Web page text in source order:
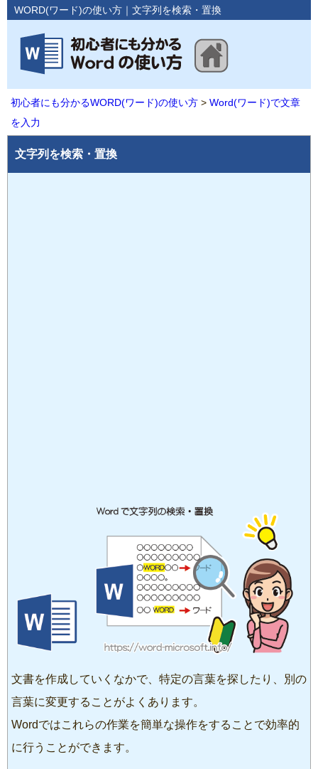
WORD(ワード)の使い方｜文字列を検索・置換
初心者にも分かるWORD(ワード)の使い方
Word(ワード)で文章
を入力
文字列を検索・置換
文書を作成していくなかで、特定の言葉を探したり、別の
言葉に変更することがよくあります。
Wordではこれらの作業を簡単な操作をすることで効率的
に行うことができます。